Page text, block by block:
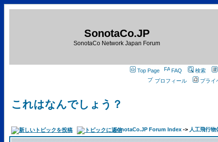
SonotaCo.JP
SonotaCo Network Japan Forum
Top Page FAQ
検索
プロフィール
プライ
これはなんでしょう？
SonotaCo.JP Forum Index -> 人工飛行物